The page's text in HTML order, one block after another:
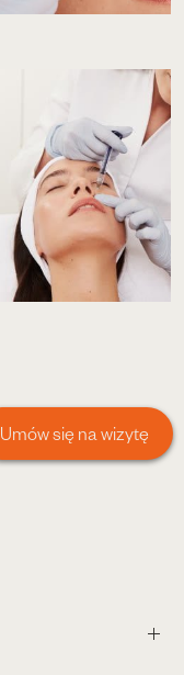
Umów się na wizytę